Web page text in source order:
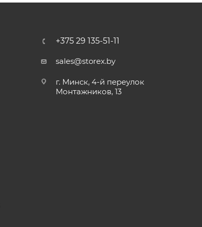
+375 29 135-51-11
sales@storex.by
г. Минск, 4-й переулок
Монтажников, 13